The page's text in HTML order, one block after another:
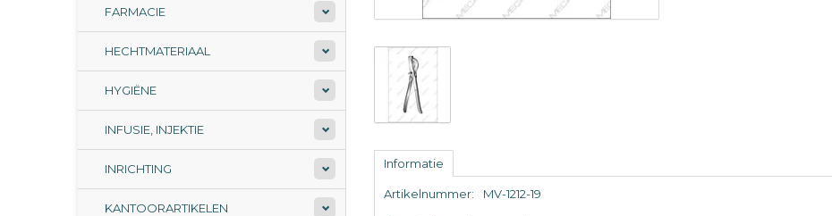
FARMACIE
HECHTMATERIAAL
HYGIËNE
INFUSIE, INJEKTIE
INRICHTING
KANTOORARTIKELEN
Informatie
Artikelnummer: MV-1212-19